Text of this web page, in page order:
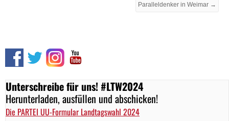
Unterschreibe für uns! #LTW2024
Herunterladen, ausfüllen und abschicken!
Die PARTEI UU-Formular Landtagswahl 2024
Paralleldenker in Weimar →